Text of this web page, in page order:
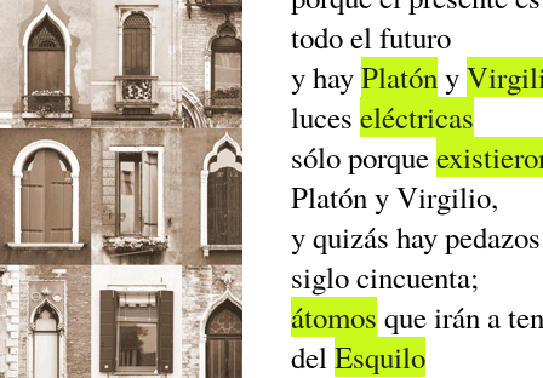
todo el futuro
y hayPlatóny
luces eléctricas
sólo porque
Platón y Virgilio,
y quizás hay
siglo cincuenta;
átomos que irán a
delEsquilo